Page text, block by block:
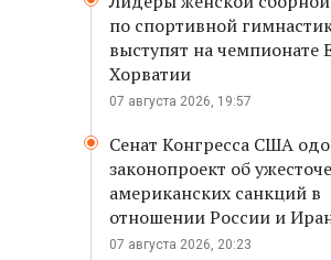
по спортивной
выступят на чемпионате
Хорватии
07 августа 2026, 19:57
Сенат Конгресса США
законопроект об
американских санкций в
отношении России и
07 августа 2026, 20:23